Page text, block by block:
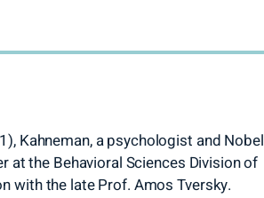
Kahneman, a psychologist and Nobel
at the Behavioral Sciences Division of
with the late Prof. Amos Tversky.